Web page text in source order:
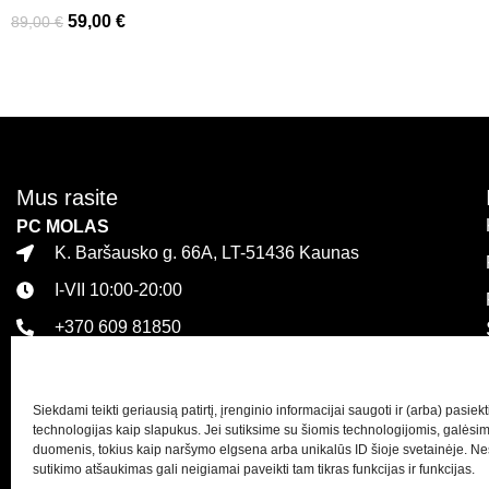
Siekdami teikti geriausią patirtį, įrenginio informacijai saugoti ir (arba)
technologijas kaip slapukus. Jei sutiksime su šiomis technologijomis,
duomenis, tokius kaip naršymo elgsena arba unikalūs ID šioje svetainėje.
sutikimo atšaukimas gali neigiamai paveikti tam tikras funkcijas ir funkcijas.
89,00€ 59,00 €
Mus rasite
PC MOLAS
K. Baršausko g. 66A, LT-51436 Kaunas
I-VII 10:00-20:00
+370 609 81850
I-VII 10:00-21:00
+370 616 21627